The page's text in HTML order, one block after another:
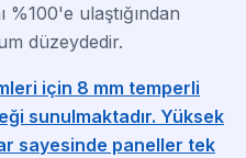
%100'e ulaştığından
düzeydedir.
için 8 mm temperli
sunulmaktadır. Yüksek
sayesinde paneller tek